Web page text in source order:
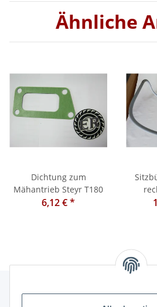
Ähnliche
Dichtung zum
Mähantrieb Steyr T180
6,12 €*